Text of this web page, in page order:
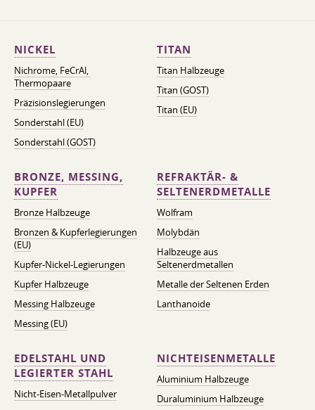
NICKEL
Nichrome, FeСrAl, ​​
Thermopaare
Präzisionslegierungen
Sonderstahl (EU)
Sonderstahl (GOST)
TITAN
Titan Halbzeuge
Titan (GOST)
Titan (EU)
BRONZE, MESSING,
KUPFER
Bronze Halbzeuge
Bronzen & Kupferlegierungen
(EU)
Kupfer-Nickel-Legierungen
Kupfer Halbzeuge
Messing Halbzeuge
Messing (EU)
REFRAKTÄR- &
SELTENERDMETALLE
Wolfram
Molybdän
Halbzeuge aus
Seltenerdmetallen
Metalle der Seltenen Erden
Lanthanoide
EDELSTAHL UND
LEGIERTER STAHL
Nicht-Eisen-Metallpulver
NICHTEISENMETALLE
Aluminium Halbzeuge
Duraluminium Halbzeuge